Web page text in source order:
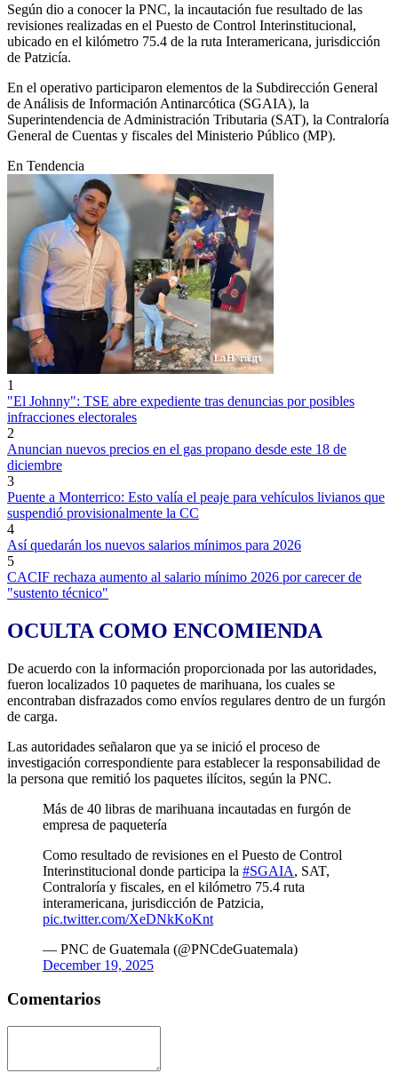
Según dio a conocer la PNC, la incautación fue resultado de las
revisiones realizadas en el Puesto de Control Interinstitucional,
ubicado en el kilómetro 75.4 de la ruta Interamericana, jurisdicción
de Patzicía.
En el operativo participaron elementos de la Subdirección General
de Análisis de Información Antinarcótica (SGAIA), la
Superintendencia de Administración Tributaria (SAT), la Contraloría
General de Cuentas y fiscales del Ministerio Público (MP).
En Tendencia
1
"El Johnny": TSE abre expediente tras denuncias por posibles
infracciones electorales
2
Anuncian nuevos precios en el gas propano desde este 18 de
diciembre
3
Puente a Monterrico: Esto valía el peaje para vehículos livianos que
suspendió provisionalmente la CC
4
Así quedarán los nuevos salarios mínimos para 2026
5
CACIF rechaza aumento al salario mínimo 2026 por carecer de
"sustento técnico"
OCULTA COMO ENCOMIENDA
De acuerdo con la información proporcionada por las autoridades,
fueron localizados 10 paquetes de marihuana, los cuales se
encontraban disfrazados como envíos regulares dentro de un furgón
de carga.
Las autoridades señalaron que ya se inició el proceso de
investigación correspondiente para establecer la responsabilidad de
la persona que remitió los paquetes ilícitos, según la PNC.
Más de 40 libras de marihuana incautadas en furgón de
empresa de paquetería
Como resultado de revisiones en el Puesto de Control
Interinstitucional donde participa la #SGAIA, SAT,
Contraloría y fiscales, en el kilómetro 75.4 ruta
interamericana, jurisdicción de Patzicia,
pic.twitter.com/XeDNkKoKnt
— PNC de Guatemala (@PNCdeGuatemala)
December 19, 2025
Comentarios